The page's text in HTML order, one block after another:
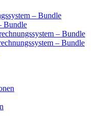
– Bundle
Bundle
– Bundle
– Bundle